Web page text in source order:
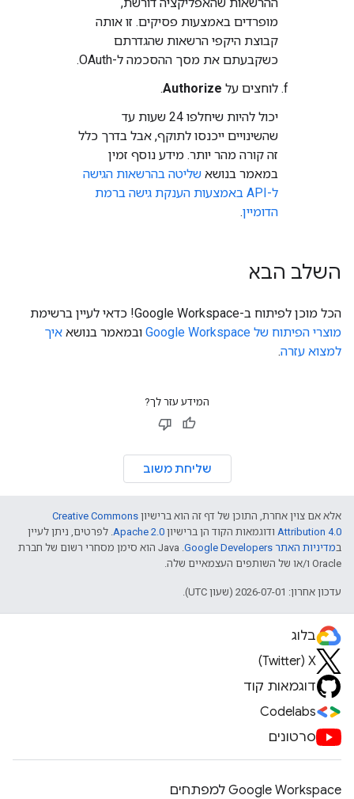
מופרדים באמצעות פסיקים. זו אותה
קבוצת היקפי הרשאות שהגדרתם
כשקבעתם את מסך ההסכמה ל-OAuth.
לוחצים על Authorize
.
יכול להיות שיחלפו 24 שעות עד
שהשינויים ייכנסו לתוקף, אבל בדרך כלל
זה קורה מהר יותר. מידע נוסף זמין
במאמר בנושא שליטה בהרשאות הגישה
ל-API באמצעות הענקת גישה ברמת
הדומיין.
השלב הבא
הכל מוכן לפיתוח ב-Google Workspace! כדאי לעיין ברשימת
מוצרי הפיתוח של Google Workspace
ובמאמר בנושא איך
למצוא עזרה.
המידע עזר לך?
שליחת משוב
אלא אם צוין אחרת, התוכן של דף זה הוא ברישיון Creative Commons
Attribution 4.0 ודוגמאות הקוד הן ברישיון Apache 2.0. לפרטים, ניתן לעיין
במדיניות האתר Google Developers‏
.‏ Java הוא סימן מסחרי רשום של חברת
Oracle ו/או של השותפים העצמאיים שלה.
עדכון אחרון: 2026-07-01 (שעון UTC).
בלוג
X‏ (Twitter)
דוגמאות קוד
Codelabs
סרטונים
Google Workspace למפתחים